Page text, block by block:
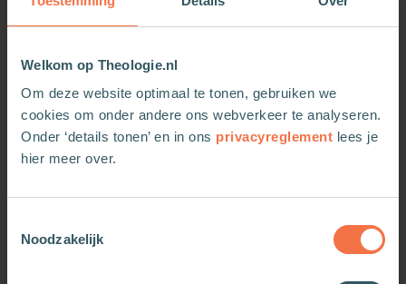
Welkom op Theologie.nl
Om deze website optimaal te tonen, gebruiken we
cookies om onder andere ons webverkeer te analyseren.
Onder ‘details tonen’ en in ons privacyreglement lees je
hier meer over.
Noodzakelijk
Data en dreiging
Coups, contracoups en